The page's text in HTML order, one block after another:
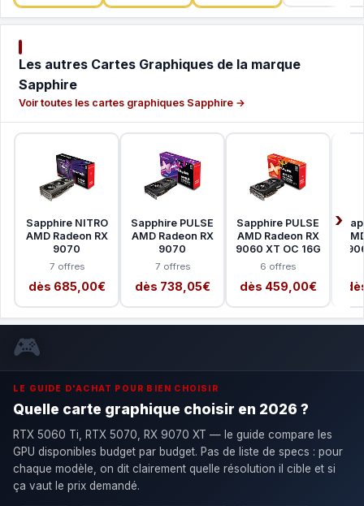
Les autres Cartes Graphiques de la marque
Sapphire
Voir toutes les cartes graphiques Sapphire →
Sapphire NITRO
AMD Radeon RX
9070
7 offres
dès 685,00€
Sapphire PULSE
AMD Radeon RX
9070
7 offres
dès 738,05€
Sapphire PULSE
AMD Radeon RX
9060 XT OC 16G
6 offres
dès 459,00€
🎮
LE GUIDE D'ACHAT POUR BIEN CHOISIR
Quelle carte graphique choisir en 2026 ?
RTX 5060 Ti, RTX 5070, RX 9070 XT — le guide compare les
GPU disponibles budget par budget. Pas de liste de specs : pour
chaque modèle, on dit clairement quelle résolution il cible et si
ça vaut le prix demandé.